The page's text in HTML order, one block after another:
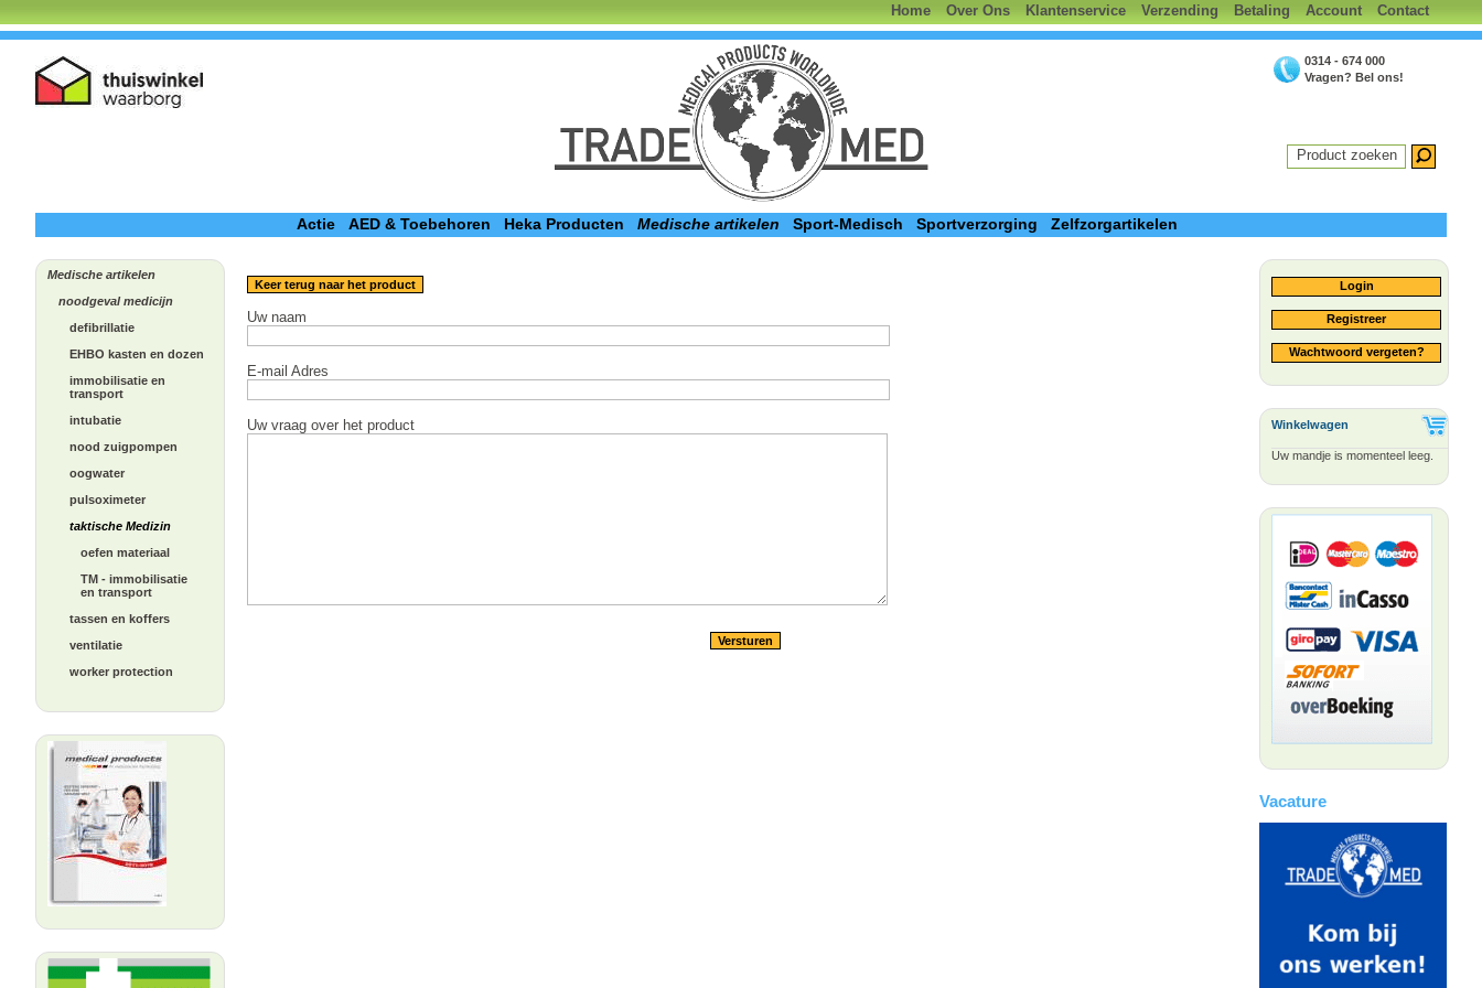
Home Over Ons Klantenservice Verzending Betaling Account Contact
0314 - 674 000
Vragen? Bel ons!
Product zoeken
Actie AED & Toebehoren Heka Producten Medische artikelen Sport-Medisch Sportverzorging Zelfzorgartikelen
Medische artikelen
noodgeval medicijn
defibrillatie
EHBO kasten en dozen
immobilisatie en
transport
intubatie
nood zuigpompen
oogwater
pulsoximeter
taktische Medizin
oefen materiaal
TM - immobilisatie
en transport
tassen en koffers
ventilatie
worker protection
Login
Registreer
Wachtwoord vergeten?
Winkelwagen
Uw mandje is momenteel leeg.
Vacature
Keer terug naar het product
Uw naam
E-mail Adres
Uw vraag over het product